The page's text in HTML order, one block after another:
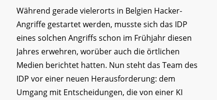
Während gerade vielerorts in Belgien Hacker-
Angriffe gestartet werden, musste sich das IDP
eines solchen Angriffs schon im Frühjahr diesen
Jahres erwehren, worüber auch die örtlichen
Medien berichtet hatten. Nun steht das Team des
IDP vor einer neuen Herausforderung: dem
Umgang mit Entscheidungen, die von einer KI